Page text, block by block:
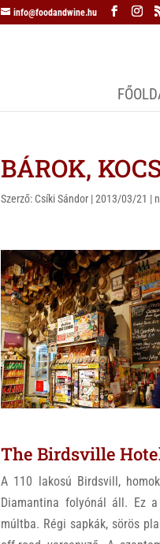
info@foodandwine.hu
BÁROK,
Szerző: Csíki Sándor |2013/03/21 |
The Birdsville
A 110 lakosú Birdsvill,
Diamantina folyónál áll. Ez
múltba. Régi sapkák, sörös